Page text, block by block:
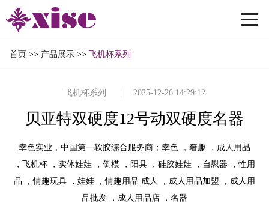
首页 >> 产品展示 >> 飞机杯系列
飞机杯系列 2025-12-26 14:29:12
贝亚特双硬度12号动双硬度名器
幸色实业，中国第一软胶综合服务商；幸色 ，奢趣 ，成人用品
，飞机杯 ，实体娃娃 ，倒模 ，阳具 ，硅胶娃娃 ，自慰器 ，性用
品 ，情趣玩具 ，娃娃 ，情趣用品 成人 ，成人用品加盟 ，成人用
品批发 ，成人用品店 ，名器